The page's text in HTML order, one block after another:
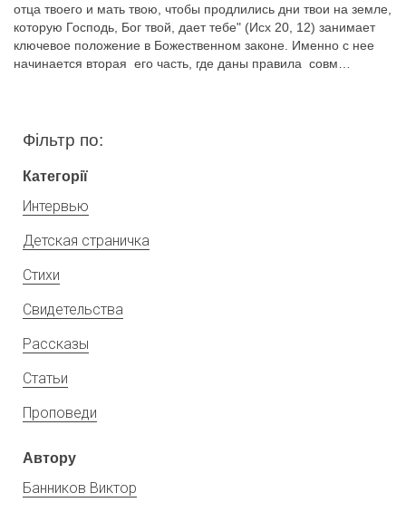
отца твоего и мать твою, чтобы продлились дни твои на земле,
которую Господь, Бог твой, дает тебе" (Исх 20, 12) занимает
ключевое положение в Божественном законе. Именно с нее
начинается вторая его часть, где даны правила совм…
Фільтр по:
Категорії
Интервью
Детская страничка
Стихи
Свидетельства
Рассказы
Статьи
Проповеди
Автору
Банников Виктор